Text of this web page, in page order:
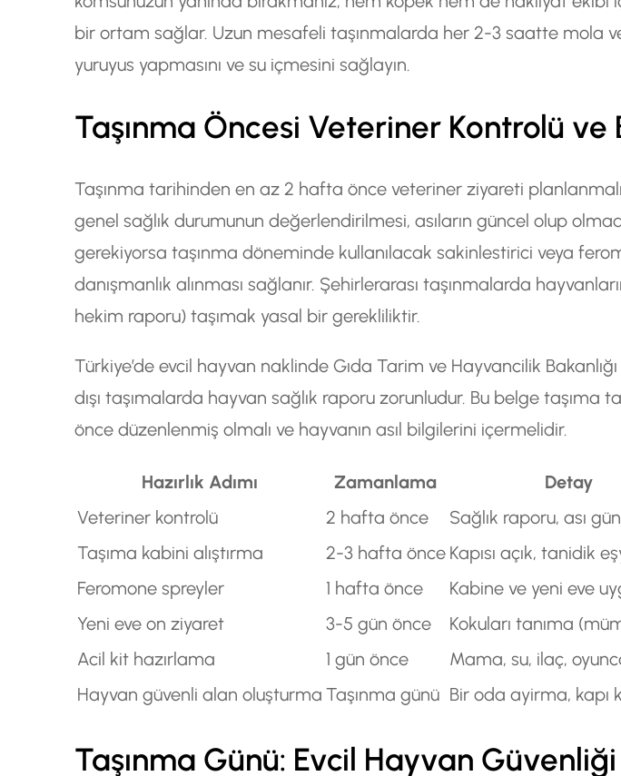
bir ortam sağlar. Uzun mesafeli taşınmalarda her 2-3 saatte mola
yuruyus yapmasını ve su içmesini sağlayın.
Taşınma Öncesi Veteriner Kontrolü ve
Taşınma tarihinden en az 2 hafta önce veteriner ziyareti
genel sağlık durumunun değerlendirilmesi, asıların güncel olup
gerekiyorsa taşınma döneminde kullanılacak sakinlestirici veya
danışmanlık alınması sağlanır. Şehirlerarası taşınmalarda
hekim raporu) taşımak yasal bir gerekliliktir.
Türkiye’de evcil hayvan naklinde Gıda Tarim ve Hayvancilik
dışı taşımalarda hayvan sağlık raporu zorunludur. Bu belge taşıma
önce düzenlenmiş olmalı ve hayvanın asıl bilgilerini içermelidir.
Hazırlık Adımı Zamanlama
Detay
Veteriner kontrolü
2 hafta önce
Sağlık raporu, ası
Taşıma kabini alıştırma
2-3 hafta önce Kapısı açık, tanidik
Feromone spreyler
1 hafta önce
Kabine ve yeni eve
Yeni eve on ziyaret
3-5 gün önce
Kokuları tanıma
Acil kit hazırlama
1 gün önce
Mama, su, ilaç,
Hayvan güvenli alan oluşturma Taşınma günü Bir oda ayirma, kapı
Taşınma Günü: Evcil Hayvan